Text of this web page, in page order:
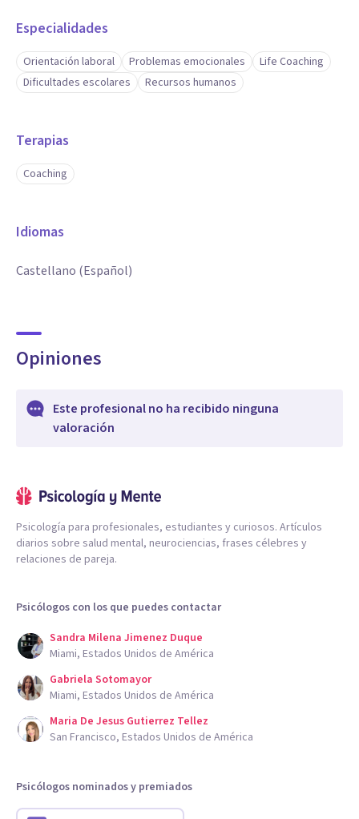
Especialidades
Orientación laboral Problemas emocionales
Life Coaching
Dificultades escolares
Recursos humanos
Terapias
Coaching
Idiomas
Castellano (Español)
Opiniones
Este profesional no ha recibido ninguna
valoración
Psicología para profesionales, estudiantes y curiosos. Artículos
diarios sobre salud mental, neurociencias, frases célebres y
relaciones de pareja.
Psicólogos con los que puedes contactar
Sandra Milena Jimenez Duque
Miami, Estados Unidos de América
Gabriela Sotomayor
Miami, Estados Unidos de América
Maria De Jesus Gutierrez Tellez
San Francisco, Estados Unidos de América
Psicólogos nominados y premiados